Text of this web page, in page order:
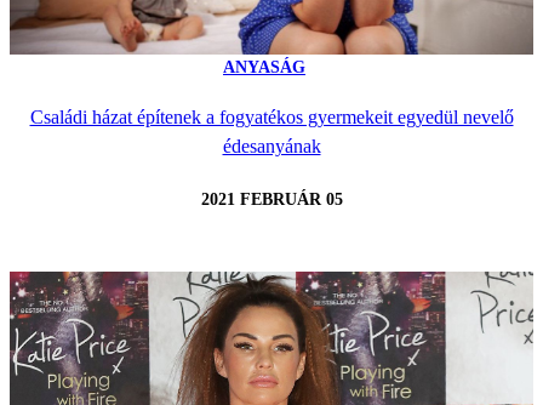
ANYASÁG
Családi házat építenek a fogyatékos gyermekeit egyedül nevelő
édesanyának
2021 FEBRUÁR 05